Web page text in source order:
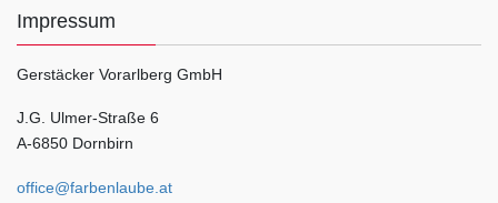
Impressum
Gerstäcker Vorarlberg GmbH
J.G. Ulmer-Straße 6
A-6850 Dornbirn
office@farbenlaube.at